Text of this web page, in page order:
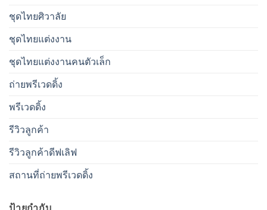
ชุดไทยศิวาลัย
ชุดไทยแต่งงาน
ชุดไทยแต่งงานคนตัวเล็ก
ถ่ายพรีเวดดิ้ง
พรีเวดดิ้ง
รีวิวลูกค้า
รีวิวลูกค้าดีฟเลิฟ
สถานที่ถ่ายพรีเวดดิ้ง